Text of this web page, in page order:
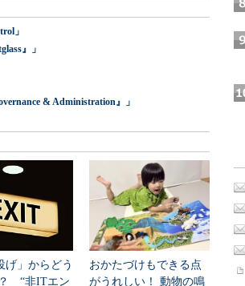
」
』」
& Administration』」
げ」からどう
“非ITエン
おかたづけもできる点
がうれしい！ 動物の鳴